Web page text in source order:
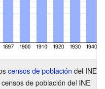
censos de población del INE
de población del INE